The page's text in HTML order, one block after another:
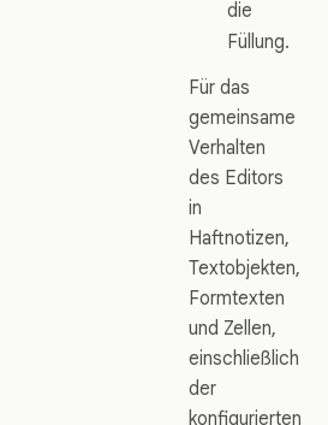
die
Füllung.
Für das
gemeinsame
Verhalten
des Editors
in
Haftnotizen,
Textobjekten,
Formtexten
und Zellen,
einschließlich
der
konfigurierten